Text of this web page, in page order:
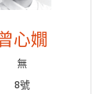
心嫺
無
8號